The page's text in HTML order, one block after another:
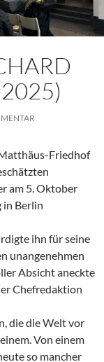
Friedhof
am 5. Oktober
in Berlin
ihn für seine
unangenehmen
Absicht aneckte
Chefredaktion
die die Welt vor
Von einem
so mancher